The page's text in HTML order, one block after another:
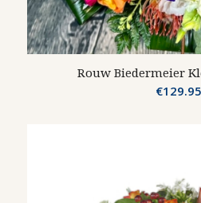
Rouw Biedermeier
€129.95